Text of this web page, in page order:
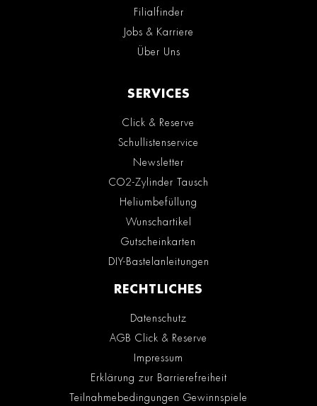
Filialfinder
Jobs & Karriere
Über Uns
SERVICES
Click & Reserve
Schullistenservice
Newsletter
CO2-Zylinder Tausch
Heliumbefüllung
Wunschartikel
Gutscheinkarten
DIY-Bastelanleitungen
RECHTLICHES
Datenschutz
AGB Click & Reserve
Impressum
Erklärung zur Barrierefreiheit
Teilnahmebedingungen Gewinnspiele